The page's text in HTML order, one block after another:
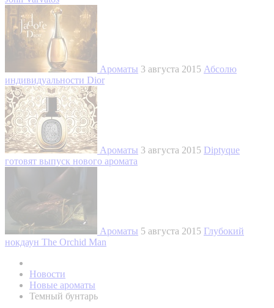
Ароматы 3 августа 2015 Абсолю
индивидуальности Dior
Ароматы 3 августа 2015 Diptyque
готовят выпуск нового аромата
Ароматы 5 августа 2015 Глубокий
нокдаун The Orchid Man
Новости
Новые ароматы
Темный бунтарь